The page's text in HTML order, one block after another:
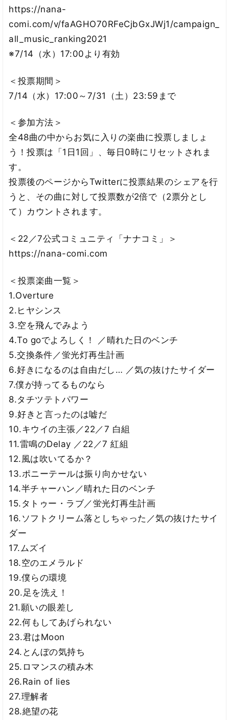
https://nana-
comi.com/v/faAGHO70RFeCjbGxJWj1/campaign_
all_music_ranking2021
※7/14（水）17:00より有効
＜投票期間＞
7/14（水）17:00～7/31（土）23:59まで
＜参加方法＞
全48曲の中からお気に入りの楽曲に投票しましょ
う！投票は「1日1回」、毎日0時にリセットされま
す。
投票後のページからTwitterに投票結果のシェアを行
うと、その曲に対して投票数が2倍で（2票分とし
て）カウントされます。
＜22／7公式コミュニティ「ナナコミ」＞
https://nana-comi.com
＜投票楽曲一覧＞
1.Overture
2.ヒヤシンス
3.空を飛んでみよう
4.To goでよろしく！ ／晴れた日のベンチ
5.交換条件／蛍光灯再生計画
6.好きになるのは自由だし… ／気の抜けたサイダー
7.僕が持ってるものなら
8.タチツテトパワー
9.好きと言ったのは嘘だ
10.キウイの主張／22／7 白組
11.雷鳴のDelay ／22／7 紅組
12.風は吹いてるか？
13.ポニーテールは振り向かせない
14.半チャーハン／晴れた日のベンチ
15.タトゥー・ラブ／蛍光灯再生計画
16.ソフトクリーム落としちゃった／気の抜けたサイ
ダー
17.ムズイ
18.空のエメラルド
19.僕らの環境
20.足を洗え！
21.願いの眼差し
22.何もしてあげられない
23.君はMoon
24.とんぼの気持ち
25.ロマンスの積み木
26.Rain of lies
27.理解者
28.絶望の花